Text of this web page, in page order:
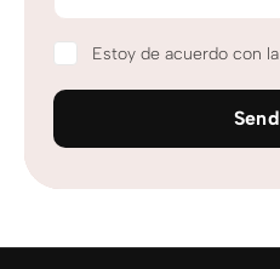
Estoy de acuerdo con la
Send